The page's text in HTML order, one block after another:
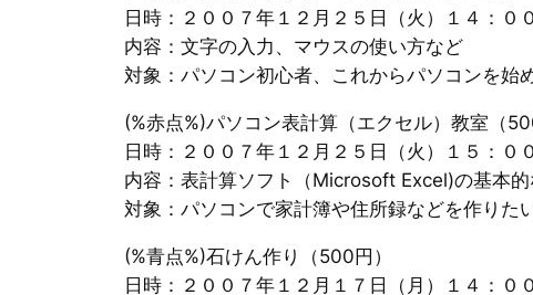
日時：２００７年１２月２５日（火）１４：０
内容：文字の入力、マウスの使い方など
対象：パソコン初心者、これからパソコンを始
(%赤点%)パソコン表計算（エクセル）教室（
日時：２００７年１２月２５日（火）１５：０
内容：表計算ソフト（Microsoft Excel)の基本
対象：パソコンで家計簿や住所録などを作りた
(%青点%)石けん作り（500円）
日時：２００７年１２月１７日（月）１４：０